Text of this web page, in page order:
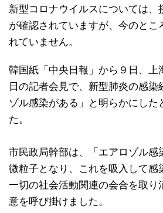
新型コロナウイルスについては、
が確認されていますが、今のとこ
れていません。
韓国紙「中央日報」から９日、上
日の記者会見で、新型肺炎の感染
ゾル感染がある」と明らかにした
た。
市民政局幹部は、「エアロゾル感
微粒子となり、これを吸入して感
一切の社会活動関連の会合を取り
意を呼び掛けました。